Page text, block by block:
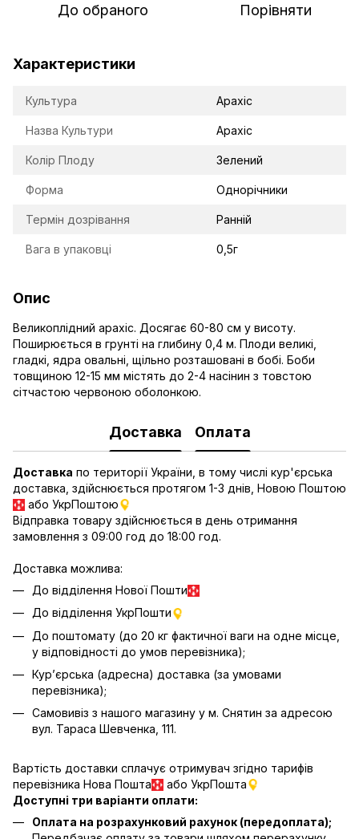
До обраного Порівняти
Характеристики
Культура Арахіс
Назва Культури Арахіс
Колір Плоду Зелений
Форма Однорічники
Термін дозрівання Ранній
Вага в упаковці 0,5г
Опис
Великоплідний арахіс. Досягає 60-80 см у висоту.
Поширюється в грунті на глибину 0,4 м. Плоди великі,
гладкі, ядра овальні, щільно розташовані в бобі. Боби
товщиною 12-15 мм містять до 2-4 насінин з товстою
сітчастою червоною оболонкою.
Доставка Оплата
Доставка по території України, в тому числі кур'єрська
доставка, здійснюється протягом 1-3 днів, Новою Поштою
або УкрПоштою
Відправка товару здійснюється в день отримання
замовлення з 09:00 год до 18:00 год.
Доставка можлива:
До відділення Нової Пошти
До відділення УкрПошти
До поштомату (до 20 кг фактичної ваги на одне місце,
у відповідності до умов перевізника);
Кур’єрська (адресна) доставка (за умовами
перевізника);
Самовивіз з нашого магазину у м. Снятин за адресою
вул. Тараса Шевченка, 111.
Вартість доставки сплачує отримувач згідно тарифів
перевізника Нова Пошта
або УкрПошта
Доступні три варіанти оплати:
Оплата на розрахунковий рахунок (передоплата);